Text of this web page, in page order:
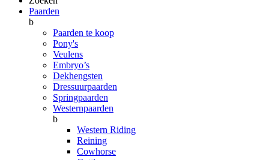
Paarden
b
Paarden te koop
Pony's
Veulens
Embryo’s
Dekhengsten
Dressuurpaarden
Springpaarden
Westernpaarden
b
Western Riding
Reining
Cowhorse